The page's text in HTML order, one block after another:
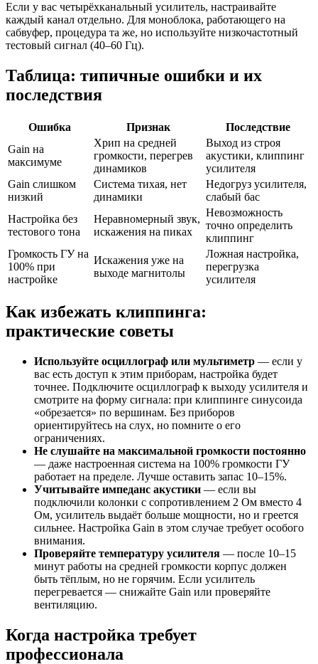
Если у вас четырёхканальный усилитель, настраивайте
каждый канал отдельно. Для моноблока, работающего на
сабвуфер, процедура та же, но используйте низкочастотный
тестовый сигнал (40–60 Гц).
Таблица: типичные ошибки и их
последствия
Ошибка Признак
Последствие
Gain на
максимуме
Хрип на средней
громкости, перегрев
динамиков
Выход из строя
акустики, клиппинг
усилителя
Gain слишком
низкий
Система тихая, нет
динамики
Недогруз усилителя,
слабый бас
Настройка без
тестового тона
Неравномерный звук,
искажения на пиках
Невозможность
точно определить
клиппинг
Громкость ГУ на
100% при
настройке
Искажения уже на
выходе магнитолы
Ложная настройка,
перегрузка
усилителя
Как избежать клиппинга:
практические советы
Используйте осциллограф или мультиметр — если у
вас есть доступ к этим приборам, настройка будет
точнее. Подключите осциллограф к выходу усилителя и
смотрите на форму сигнала: при клиппинге синусоида
«обрезается» по вершинам. Без приборов
ориентируйтесь на слух, но помните о его
ограничениях.
Не слушайте на максимальной громкости постоянно
— даже настроенная система на 100% громкости ГУ
работает на пределе. Лучше оставить запас 10–15%.
Учитывайте импеданс акустики — если вы
подключили колонки с сопротивлением 2 Ом вместо 4
Ом, усилитель выдаёт больше мощности, но и греется
сильнее. Настройка Gain в этом случае требует особого
внимания.
Проверяйте температуру усилителя — после 10–15
минут работы на средней громкости корпус должен
быть тёплым, но не горячим. Если усилитель
перегревается — снижайте Gain или проверяйте
вентиляцию.
Когда настройка требует
профессионала